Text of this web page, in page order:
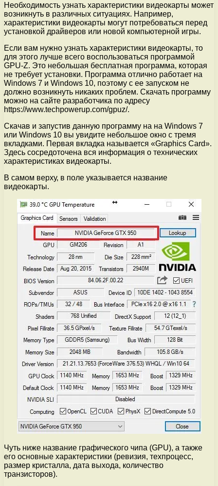
Необходимость узнать характеристики видеокарты может
возникнуть в различных ситуациях. Например,
характеристики видеокарты могут потребоваться перед
установкой драйверов или новой компьютерной игры.
Если вам нужно узнать характеристики видеокарты, то
для этого лучше всего воспользоваться программой
GPU-Z. Это небольшая бесплатная программа, которая
не требует установки. Программа отлично работает на
Windows 7 и Windows 10, поэтому с ее запуском не
должно возникнуть никаких проблем. Скачать программу
можно на сайте разработчика по адресу
https://www.techpowerup.com/gpuz/.
Скачав и запустив данную программу на на Windows 7
или Windows 10 вы увидите небольшое окно с тремя
вкладками. Первая вкладка называется «Graphics Card».
Здесь сосредоточена вся информация о технических
характеристиках видеокарты.
В самом верху, в поле указывается название
видеокарты.
Чуть ниже название графического чипа (GPU), а также
его основные характеристики (ревизия, техпроцесс,
размер кристалла, дата выхода, количество
транзисторов).